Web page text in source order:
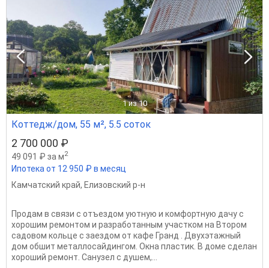
1 из 10
Коттедж/дом, 55 м², 5.5 соток
2 700 000 ₽
49 091 ₽ за м2
Ипотека от 12 950 ₽ в месяц
Камчатский край, Елизовский р-н
Продам в связи с отъездом уютную и комфортную дачу с
хорошим ремонтом и разработанным участком на Втором
садовом кольце с заездом от кафе Гранд . Двухэтажный
дом обшит металлосайдингом. Окна пластик. В доме сделан
хороший ремонт. Санузел с душем,...